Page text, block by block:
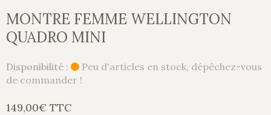
MONTRE FEMME WELLINGTON
QUADRO MINI
Disponibilité :
Peu d'articles en stock, dépêchez-vous
de commander !
149,00€ TTC